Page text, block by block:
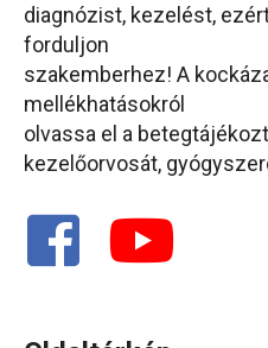
diagnózist, kezelést,
forduljon
szakemberhez! A
mellékhatásokról
olvassa el a
kezelőorvosát,